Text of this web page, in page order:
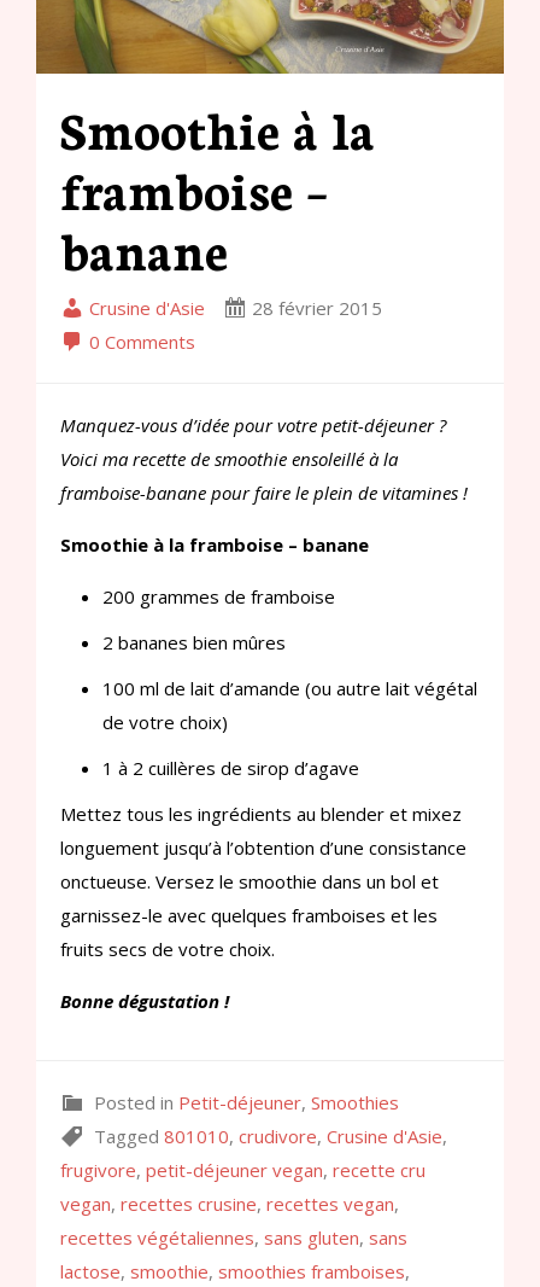
Smoothie à la
framboise –
banane
Crusine d'Asie
28 février 2015
0 Comments
Manquez-vous d’idée pour votre petit-déjeuner ?
Voici ma recette de smoothie ensoleillé à la
framboise-banane pour faire le plein de vitamines !
Smoothie à la framboise – banane
200 grammes de framboise
2 bananes bien mûres
100 ml de lait d’amande (ou autre lait végétal
de votre choix)
1 à 2 cuillères de sirop d’agave
Mettez tous les ingrédients au blender et mixez
longuement jusqu’à l’obtention d’une consistance
onctueuse. Versez le smoothie dans un bol et
garnissez-le avec quelques framboises et les
fruits secs de votre choix.
Bonne dégustation !
Posted in Petit-déjeuner, Smoothies
Tagged 801010, crudivore, Crusine d'Asie,
frugivore, petit-déjeuner vegan, recette cru
vegan, recettes crusine, recettes vegan,
recettes végétaliennes, sans gluten, sans
lactose, smoothie, smoothies framboises,